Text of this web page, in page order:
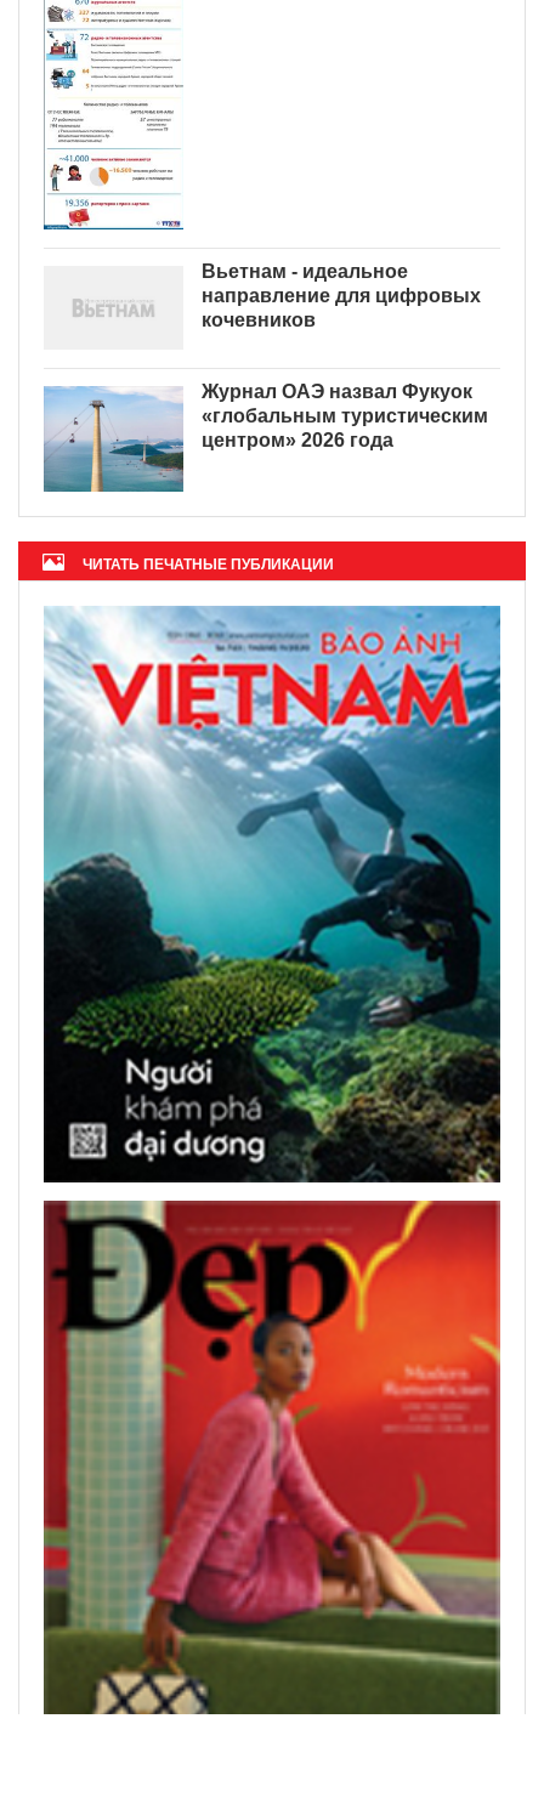
Вьетнам - идеальное
направление для цифровых
кочевников
Журнал ОАЭ назвал Фукуок
«глобальным туристическим
центром» 2026 года
ЧИТАТЬ ПЕЧАТНЫЕ ПУБЛИКАЦИИ